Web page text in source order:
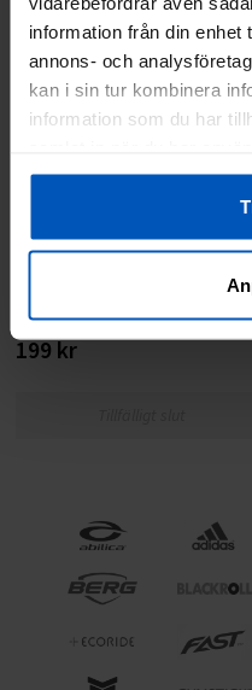
information från din enhet
annons- och
kan i sin tur kombinera
information som du har
199 kr